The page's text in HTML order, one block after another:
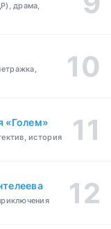
драма,
«Голем»
история